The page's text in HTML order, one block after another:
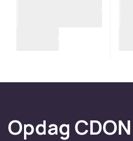
Opdag CDON